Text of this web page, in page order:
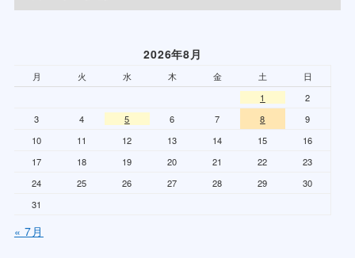
2026年8月
月 火 水 木 金 土
日
1
2
3
4 5 6 7 8
9
10
11 12 13 14 15
16
17
18 19 20 21 22
23
24
25 26 27 28 29
30
31
« 7月